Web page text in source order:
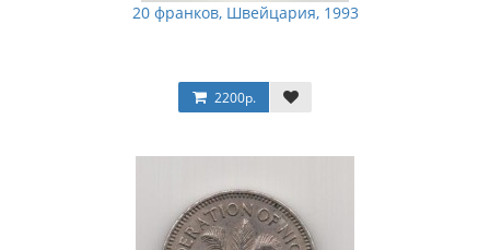
20 франков, Швейцария, 1993
2200р.